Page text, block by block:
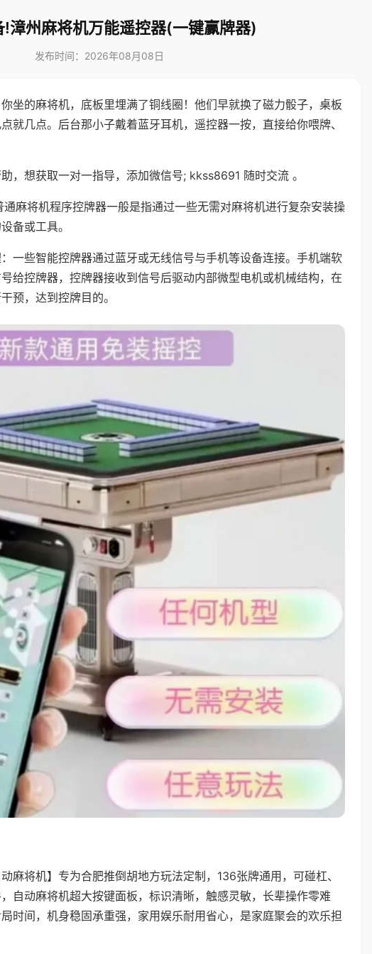
!漳州麻将机万能遥控器(一键赢牌器)
发布时间：2026年08月08日
坐的麻将机，底板里埋满了铜线圈！他们早就换了磁力骰子，桌板
就几点。后台那小子戴着蓝牙耳机，遥控器一按，直接给你喂牌、
，想获取一对一指导，添加微信号; kkss8691 随时交流 。
麻将机程序控牌器一般是指通过一些无需对麻将机进行复杂安装操
备或工具。
一些智能控牌器通过蓝牙或无线信号与手机等设备连接。手机端软
给控牌器，控牌器接收到信号后驱动内部微型电机或机械结构，在
预，达到控牌目的。
麻将机】专为合肥推倒胡地方玩法定制，136张牌通用，可碰杠、
自动麻将机超大按键面板，标识清晰，触感灵敏，长辈操作零难
时间，机身稳固承重强，家用娱乐耐用省心，是家庭聚会的欢乐担